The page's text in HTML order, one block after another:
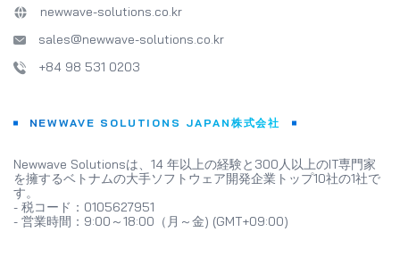
newwave-solutions.co.kr
sales@newwave-solutions.co.kr
+84 98 531 0203
NEWWAVE SOLUTIONS JAPAN株式会社
Newwave Solutionsは、14 年以上の経験と300人以上のIT専門家
を擁するベトナムの大手ソフトウェア開発企業トップ10社の1社で
す。
- 税コード：0105627951
- 営業時間：9:00～18:00（月～金) (GMT+09:00)